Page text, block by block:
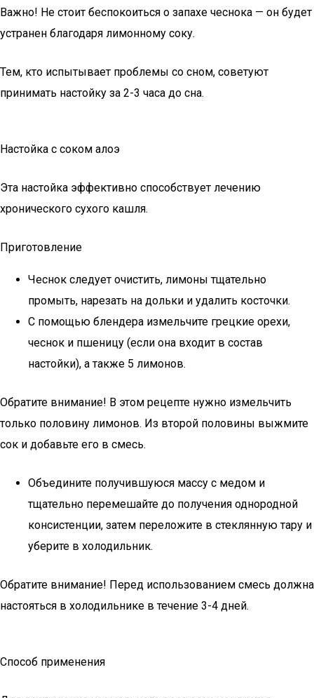
Важно! Не стоит беспокоиться о запахе чеснока — он будет
устранен благодаря лимонному соку.
Тем, кто испытывает проблемы со сном, советуют
принимать настойку за 2-3 часа до сна.
Настойка с соком алоэ
Эта настойка эффективно способствует лечению
хронического сухого кашля.
Приготовление
Чеснок следует очистить, лимоны тщательно
промыть, нарезать на дольки и удалить косточки.
С помощью блендера измельчите грецкие орехи,
чеснок и пшеницу (если она входит в состав
настойки), а также 5 лимонов.
Обратите внимание! В этом рецепте нужно измельчить
только половину лимонов. Из второй половины выжмите
сок и добавьте его в смесь.
Объедините получившуюся массу с медом и
тщательно перемешайте до получения однородной
консистенции, затем переложите в стеклянную тару и
уберите в холодильник.
Обратите внимание! Перед использованием смесь должна
настояться в холодильнике в течение 3-4 дней.
Способ применения